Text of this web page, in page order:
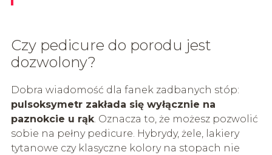
Czy pedicure do porodu jest
dozwolony?
Dobra wiadomość dla fanek zadbanych stóp:
pulsoksymetr zakłada się wyłącznie na
paznokcie u rąk. Oznacza to, że możesz pozwolić
sobie na pełny pedicure. Hybrydy, żele, lakiery
tytanowe czy klasyczne kolory na stopach nie